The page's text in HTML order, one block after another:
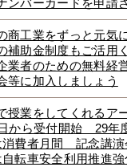
ンバーカードを申請
商工業をずっと元
補助金制度もご活用
業者のための無料経
等に加入しましょう
授業をしてくれるア
から受付開始 29年
消費者月間 記念講演
自転車安全利用推進